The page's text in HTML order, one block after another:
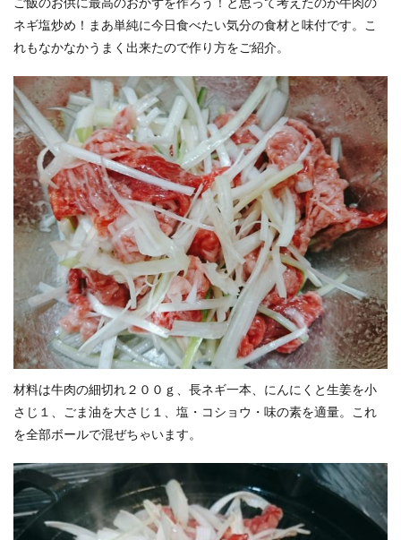
ネギ塩炒め！まあ単純に今日食べたい気分の食材と味付です。こ
れもなかなかうまく出来たので作り方をご紹介。
材料は牛肉の細切れ２００ｇ、長ネギ一本、にんにくと生姜を小
さじ１、ごま油を大さじ１、塩・コショウ・味の素を適量。これ
を全部ボールで混ぜちゃいます。